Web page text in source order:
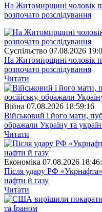
На Житомирщині чоловік
розпочато розслідування
Суспiльство 07.08.2026
На Житомирщині чоловік
розпочато розслідування
Читати
Війна 07.08.2026 18:59:16
Військовий і його мати,
ображали Україну та
Читати
Економіка 07.08.2026
Після удару РФ
нафти й газу
Читати